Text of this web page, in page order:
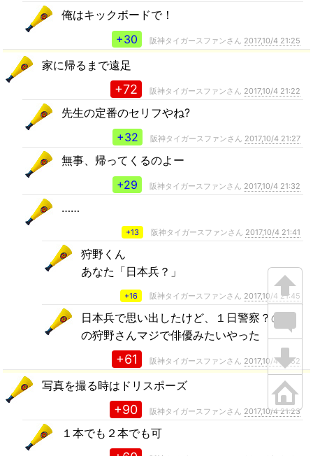
俺はキックボードで！
+30
阪神タイガースファンさん 2017,10/4 21:25
家に帰るまで遠足
+72 阪神タイガースファンさん 2017,10/4 21:22
先生の定番のセリフやね?
+32
阪神タイガースファンさん 2017,10/4 21:27
無事、帰ってくるのよー
+29
阪神タイガースファンさん 2017,10/4 21:32
……
+13 阪神タイガースファンさん 2017,10/4 21:41
狩野くん
あなた「日本兵？」
+16 阪神タイガースファンさん 2017,10/4 21:45
日本兵で思い出したけど、１日警察？の時
の狩野さんマジで俳優みたいやった
+61 阪神タイガースファンさん 2017,10/4 21:52
写真を撮る時はドリスポーズ
+90 阪神タイガースファンさん 2017,10/4 21:23
１本でも２本でも可